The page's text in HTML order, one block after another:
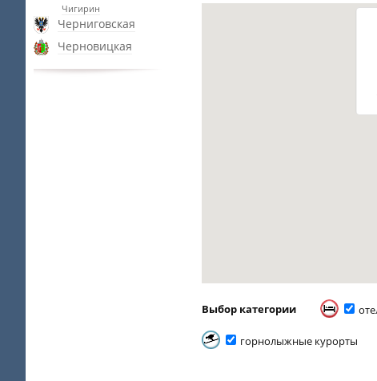
Чигирин
Черниговская
Черновицкая
Выбор категории
горнолыжные курорты